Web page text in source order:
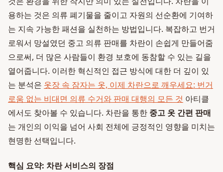
용하는 것은 의류 폐기물을 줄이고 자원의 선순환에 기여하
는 지속 가능한 패션을 실천하는 방법입니다. 복잡하고 번거
로워서 망설였던 중고 의류 판매를 차란이 손쉽게 만들어줌
으로써, 더 많은 사람들이 환경 보호에 동참할 수 있는 길을
열어줍니다. 이러한 혁신적인 접근 방식에 대한 더 깊이 있
는 분석은 옷장 속 잠자는 옷, 이제 차란으로 깨우세요: 번거
로움 없는 비대면 의류 수거와 판매 대행의 모든 것 아티클
에서도 찾아볼 수 있습니다. 차란을 통한 중고 옷 간편 판매
는 개인의 이익을 넘어 사회 전체에 긍정적인 영향을 미치는
현명한 선택입니다.
핵심 요약: 차란 서비스의 장점